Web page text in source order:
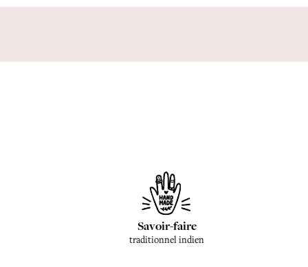
Savoir-faire
traditionnel indien